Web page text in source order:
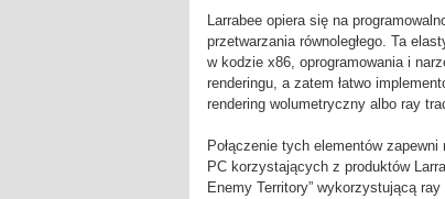
Larrabee opiera się na
przetwarzania równoległego. Ta
w kodzie x86, oprogramowania i
renderingu, a zatem łatwo
rendering wolumetryczny albo ray
Połączenie tych elementów
PC korzystających z produktów
Enemy Territory” wykorzystującą